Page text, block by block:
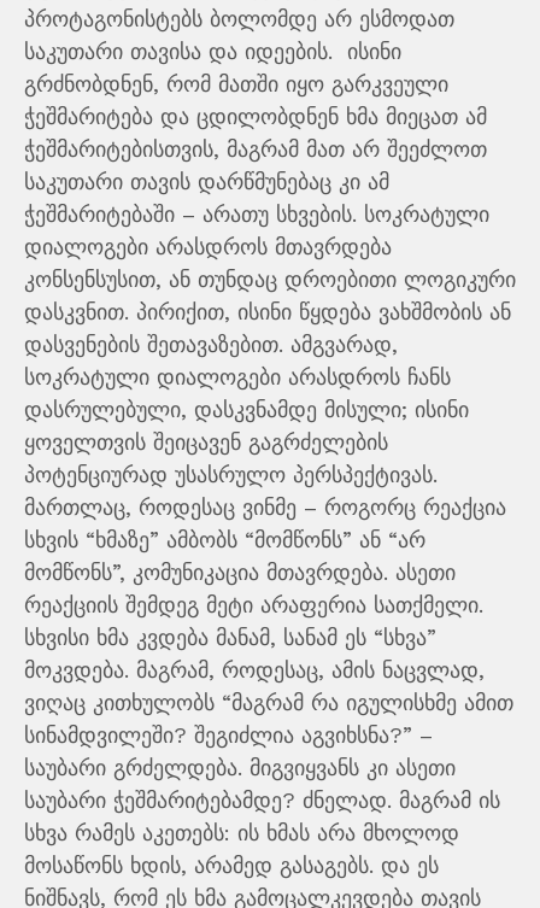
პროტაგონისტებს ბოლომდე არ ესმოდათ
საკუთარი თავისა და იდეების. ისინი
გრძნობდნენ, რომ მათში იყო გარკვეული
ჭეშმარიტება და ცდილობდნენ ხმა მიეცათ ამ
ჭეშმარიტებისთვის, მაგრამ მათ არ შეეძლოთ
საკუთარი თავის დარწმუნებაც კი ამ
ჭეშმარიტებაში – არათუ სხვების. სოკრატული
დიალოგები არასდროს მთავრდება
კონსენსუსით, ან თუნდაც დროებითი ლოგიკური
დასკვნით. პირიქით, ისინი წყდება ვახშმობის ან
დასვენების შეთავაზებით. ამგვარად,
სოკრატული დიალოგები არასდროს ჩანს
დასრულებული, დასკვნამდე მისული; ისინი
ყოველთვის შეიცავენ გაგრძელების
პოტენციურად უსასრულო პერსპექტივას.
მართლაც, როდესაც ვინმე – როგორც რეაქცია
სხვის “ხმაზე” ამბობს “მომწონს” ან “არ
მომწონს”, კომუნიკაცია მთავრდება. ასეთი
რეაქციის შემდეგ მეტი არაფერია სათქმელი.
სხვისი ხმა კვდება მანამ, სანამ ეს “სხვა”
მოკვდება. მაგრამ, როდესაც, ამის ნაცვლად,
ვიღაც კითხულობს “მაგრამ რა იგულისხმე ამით
სინამდვილეში? შეგიძლია აგვიხსნა?” –
საუბარი გრძელდება. მიგვიყვანს კი ასეთი
საუბარი ჭეშმარიტებამდე? ძნელად. მაგრამ ის
სხვა რამეს აკეთებს: ის ხმას არა მხოლოდ
მოსაწონს ხდის, არამედ გასაგებს. და ეს
ნიშნავს, რომ ეს ხმა გამოცალკევდება თავის